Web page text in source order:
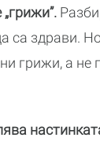
са здрави.
грижи, а не